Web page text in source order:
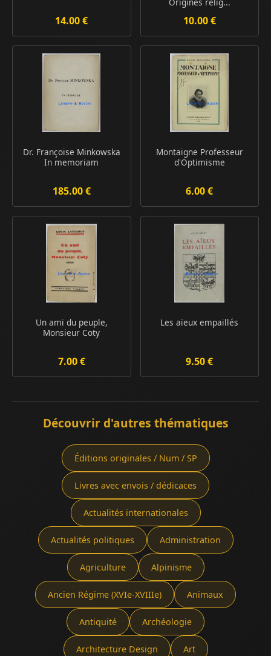
14.00 € 10.00 €
Dr. Françoise Minkowska
In memoriam
185.00 €
Montaigne Professeur
d'Optimisme
6.00 €
Un ami du peuple,
Monsieur Coty
7.00 €
Les aïeux empaillés
9.50 €
Découvrir d'autres thématiques
Éditions originales / Num / SP
Livres avec envois / dédicaces
Actualités internationales
Actualités politiques Administration
Agriculture Alpinisme
Ancien Régime (XVIe-XVIIIe) Animaux
Antiquité Archéologie
Architecture Design Art